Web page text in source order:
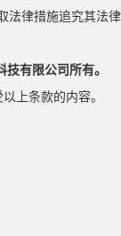
法律措施追究其法律
有限公司所有。
上条款的内容。